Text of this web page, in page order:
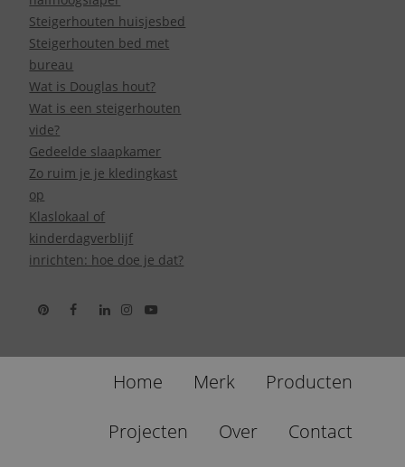
Steigerhouten huisjesbed
Steigerhouten bed met
bureau
Wat is Douglas hout?
Wat is een steigerhouten
vide?
Gedeelde slaapkamer
Zo ruim je je kledingkast
op
Klaslokaal of
kinderdagverblijf
inrichten: hoe doe je dat?
Home Merk Producten
Projecten Over Contact